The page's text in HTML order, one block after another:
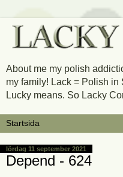
About me my polish
my family! Lack = Polish
Lucky means. So Lacky
lördag 11 september 2021
Depend - 624